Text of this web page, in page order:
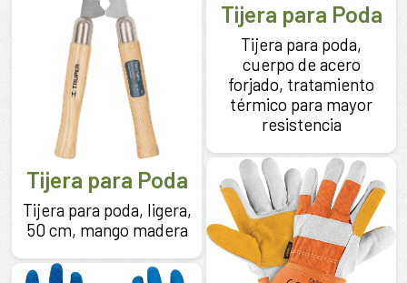
Tijera para Poda
Tijera para poda,
cuerpo de acero
forjado, tratamiento
térmico para mayor
resistencia
Tijera para Poda
Tijera para poda, ligera,
50 cm, mango madera